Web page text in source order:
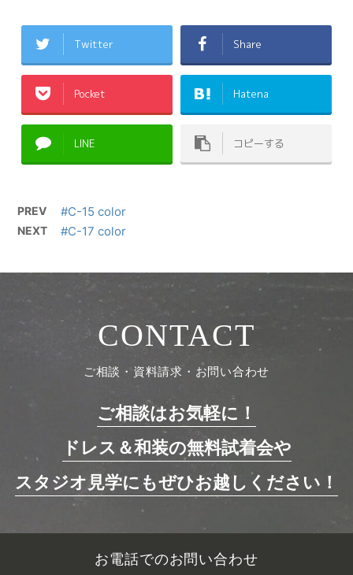
Twitter Share
Pocket Hatena
LINE コピーする
PREV #C-15 color
NEXT #C-17 color
CONTACT
ご相談・資料請求・お問い合わせ
ご相談はお気軽に！
ドレス＆和装の無料試着会や
スタジオ見学にもぜひお越しください！
お電話でのお問い合わせ